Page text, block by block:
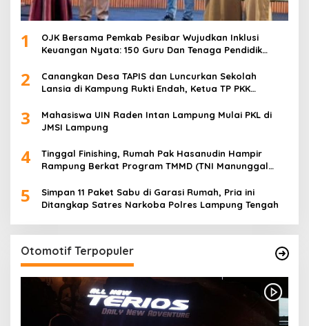
1
OJK Bersama Pemkab Pesibar Wujudkan Inklusi
Keuangan Nyata: 150 Guru Dan Tenaga Pendidik
2
Canangkan Desa TAPIS dan Luncurkan Sekolah
Lansia di Kampung Rukti Endah, Ketua TP PKK
Desa
3
Mahasiswa UIN Raden Intan Lampung Mulai PKL di
JMSI Lampung
4
Tinggal Finishing, Rumah Pak Hasanudin Hampir
Rampung Berkat Program TMMD (TNI Manunggal
5
Simpan 11 Paket Sabu di Garasi Rumah, Pria ini
Ditangkap Satres Narkoba Polres Lampung Tengah
Otomotif Terpopuler